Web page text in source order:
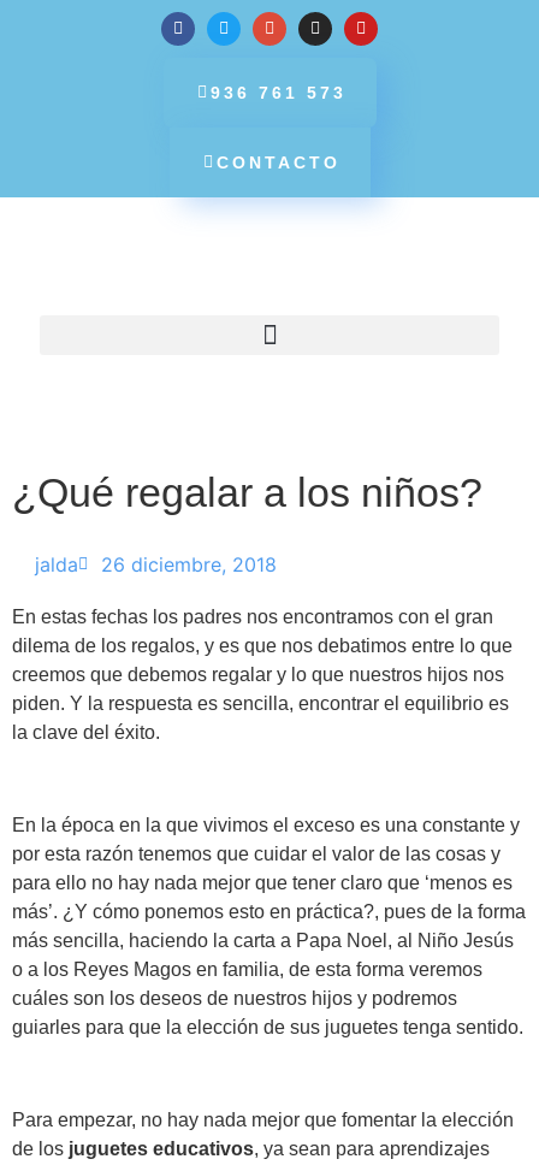
936 761 573
CONTACTO
¿Qué regalar a los niños?
jalda 26 diciembre, 2018
En estas fechas los padres nos encontramos con el gran
dilema de los regalos, y es que nos debatimos entre lo que
creemos que debemos regalar y lo que nuestros hijos nos
piden. Y la respuesta es sencilla, encontrar el equilibrio es
la clave del éxito.
En la época en la que vivimos el exceso es una constante y
por esta razón tenemos que cuidar el valor de las cosas y
para ello no hay nada mejor que tener claro que ‘menos es
más’. ¿Y cómo ponemos esto en práctica?, pues de la forma
más sencilla, haciendo la carta a Papa Noel, al Niño Jesús
o a los Reyes Magos en familia, de esta forma veremos
cuáles son los deseos de nuestros hijos y podremos
guiarles para que la elección de sus juguetes tenga sentido.
Para empezar, no hay nada mejor que fomentar la elección
de los juguetes educativos, ya sean para aprendizajes